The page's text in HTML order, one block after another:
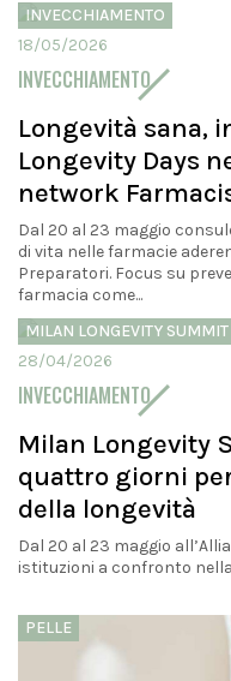
INVECCHIAMENTO
18/05/2026
INVECCHIAMENTO
Longevità sana,
Longevity Days
network
Dal 20 al 23 maggio
di vita nelle farmacie
Preparatori. Focus su
farmacia come...
MILAN LONGEVITY SUMMIT
28/04/2026
INVECCHIAMENTO
Milan Longevity
quattro giorni
della longevità
Dal 20 al 23 maggio
istituzioni a confronto
PELLE